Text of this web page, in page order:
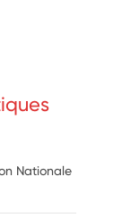
Nationale